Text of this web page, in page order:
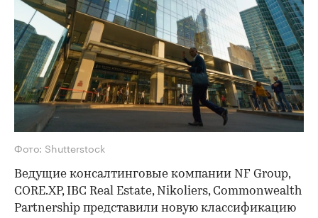
Фото: Shutterstock
Ведущие консалтинговые компании NF Group,
CORE.XP, IBC Real Estate, Nikoliers, Commonwealth
Partnership представили новую классификацию